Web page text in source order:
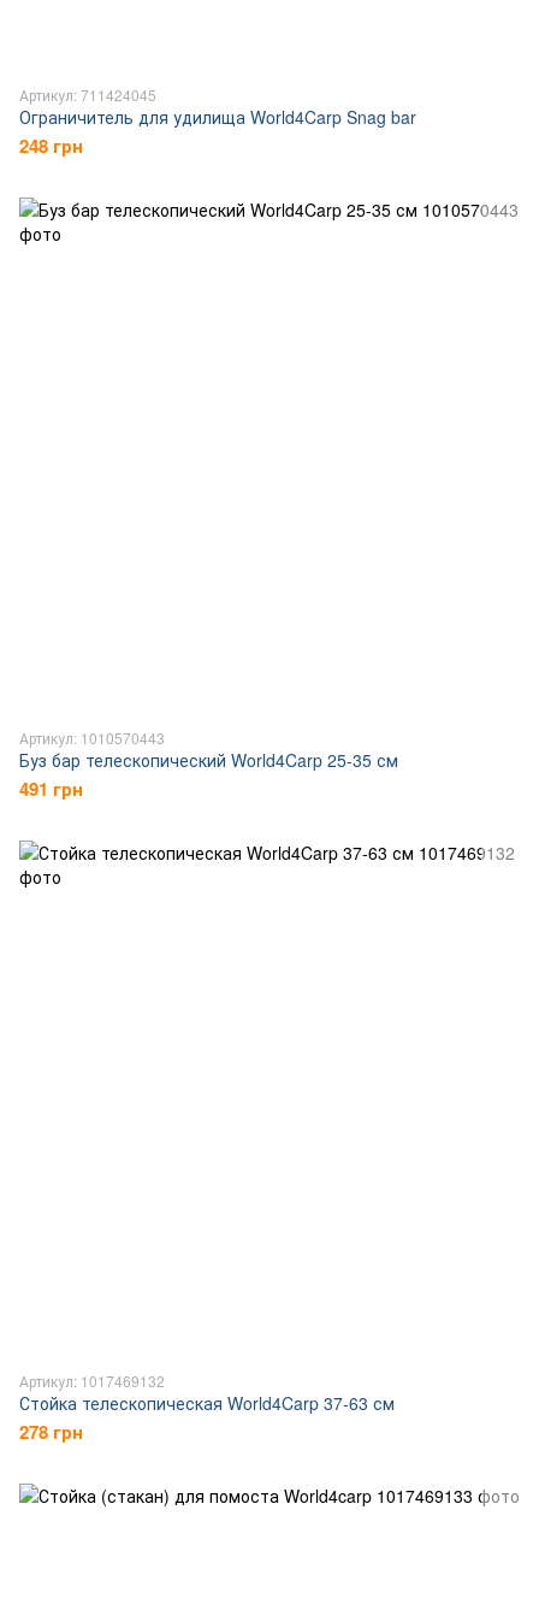
Артикул: 711424045
Ограничитель для удилища World4Carp Snag bar
248 грн
Артикул: 1010570443
Буз бар телескопический World4Carp 25-35 см
491 грн
Артикул: 1017469132
Стойка телескопическая World4Carp 37-63 см
278 грн